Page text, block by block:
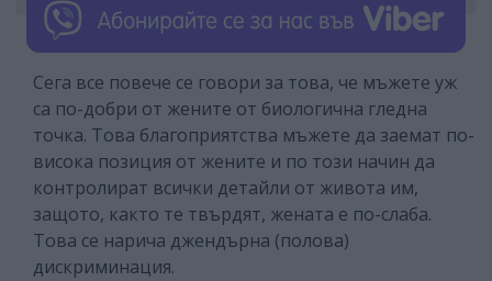
Сега все повече се говори за това, че мъжете уж
са по-добри от жените от биологична гледна
точка. Това благоприятства мъжете да заемат по-
висока позиция от жените и по този начин да
контролират всички детайли от живота им,
защото, както те твърдят, жената е по-слаба.
Това се нарича джендърна (полова)
дискриминация.